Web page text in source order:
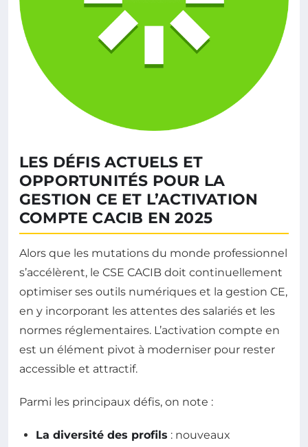
LES DÉFIS ACTUELS ET
OPPORTUNITÉS POUR LA
GESTION CE ET L’ACTIVATION
COMPTE CACIB EN 2025
Alors que les mutations du monde professionnel
s’accélèrent, le CSE CACIB doit continuellement
optimiser ses outils numériques et la gestion CE,
en y incorporant les attentes des salariés et les
normes réglementaires. L’activation compte en
est un élément pivot à moderniser pour rester
accessible et attractif.
Parmi les principaux défis, on note :
La diversité des profils : nouveaux